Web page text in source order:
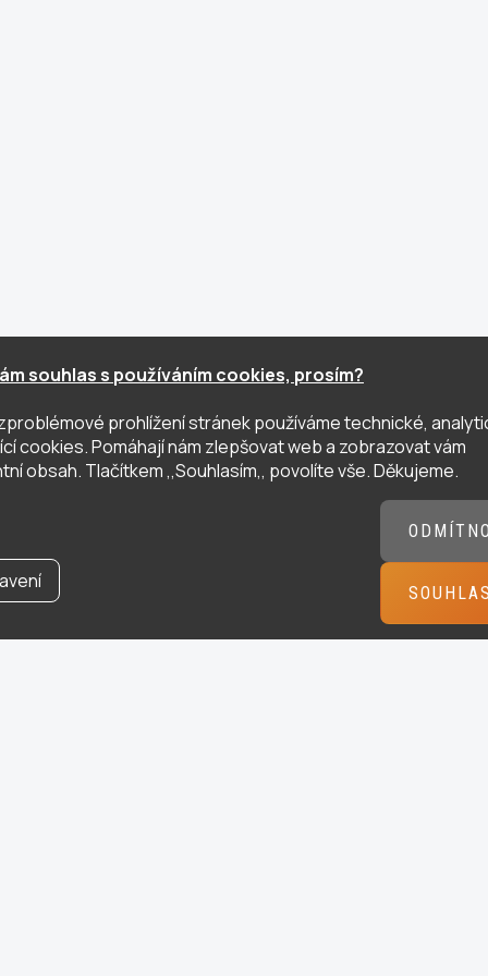
souhlas s používáním cookies, prosím?
prohlížení stránek používáme technické,
cookies. Pomáhají nám zlepšovat web a zobrazovat vám
obsah. Tlačítkem ,,Souhlasím,, povolíte vše. Děkujeme.